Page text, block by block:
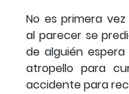
No es primera
al parecer se
de alguién
atropello para
accidente para